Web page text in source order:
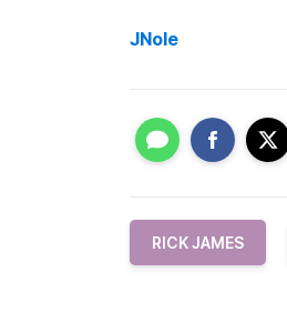
JNole
RICK JAMES